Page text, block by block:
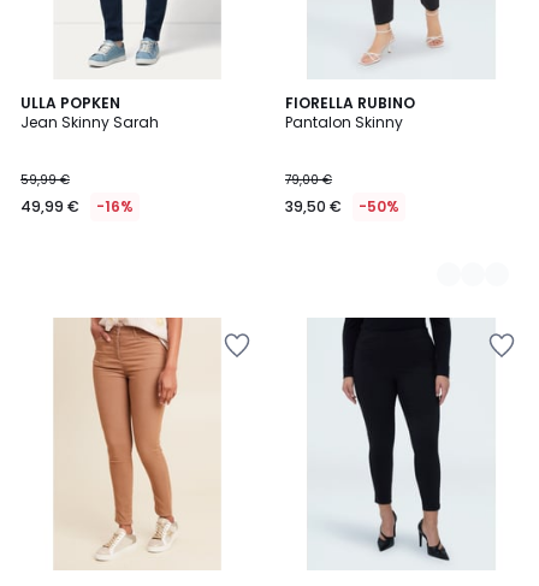
ULLA POPKEN
Jean Skinny Sarah
59,99 €
49,99 € -16%
FIORELLA RUBINO
Pantalon Skinny
79,00 €
39,50 € -50%
3
Couleurs